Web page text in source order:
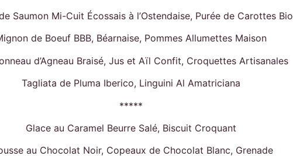
Saumon Mi-Cuit Écossais à l’Ostendaise, Purée de Carottes Bio
de Boeuf BBB, Béarnaise, Pommes Allumettes Maison
d’Agneau Braisé, Jus et Aïl Confit, Croquettes Artisanales
Tagliata de Pluma Iberico, Linguini Al Amatriciana
*****
Glace au Caramel Beurre Salé, Biscuit Croquant
au Chocolat Noir, Copeaux de Chocolat Blanc, Grenade